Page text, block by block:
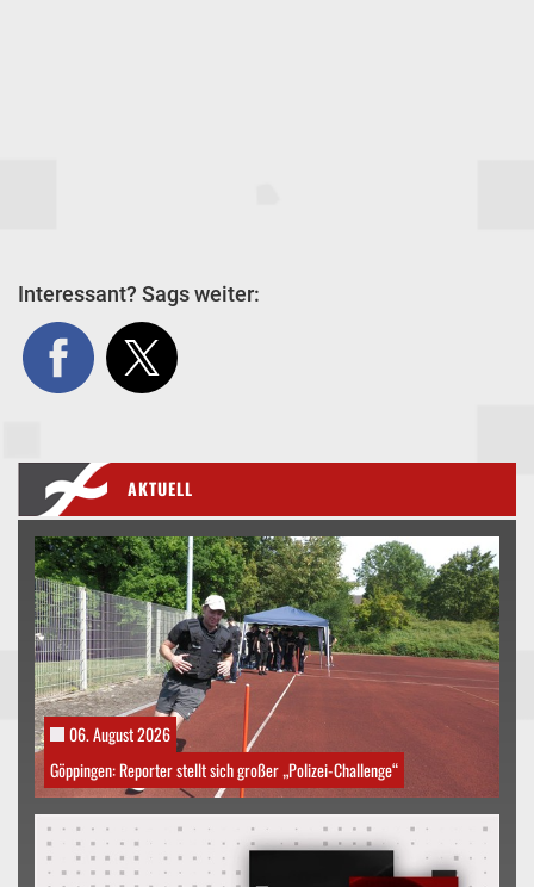
Interessant? Sags weiter:
AKTUELL
06. August 2026
Göppingen: Reporter stellt sich großer „Polizei-Challenge“